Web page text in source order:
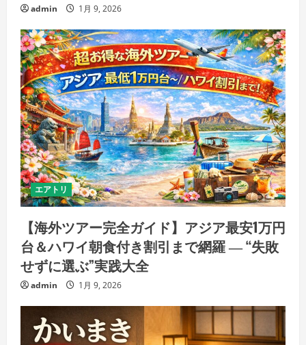
admin 1月 9, 2026
エアトリ
【海外ツアー完全ガイド】アジア最安1万円
台＆ハワイ朝食付き割引まで網羅 ― “失敗
せずに選ぶ”実践大全
admin 1月 9, 2026